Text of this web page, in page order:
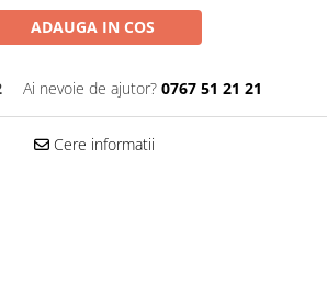
ADAUGA IN COS
Ai nevoie de ajutor? 0767 51 21 21
Cere informatii